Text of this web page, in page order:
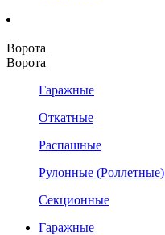
Ворота
Ворота
Гаражные
Откатные
Распашные
Рулонные (Роллетные)
Секционные
Гаражные